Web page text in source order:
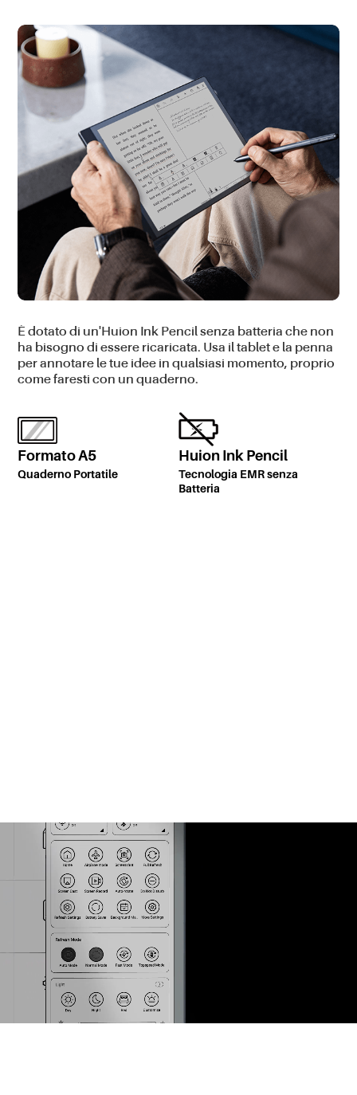
È dotato di un'Huion Ink Pencilsenza batteria che non
ha bisogno di essere ricaricata. Usa il tablet e la penna
per annotare le tue idee in qualsiasi momento, proprio
come faresti con un quaderno.
Formato A5
Quaderno Portatile
Huion Ink Pencil
Tecnologia EMR senza
Batteria